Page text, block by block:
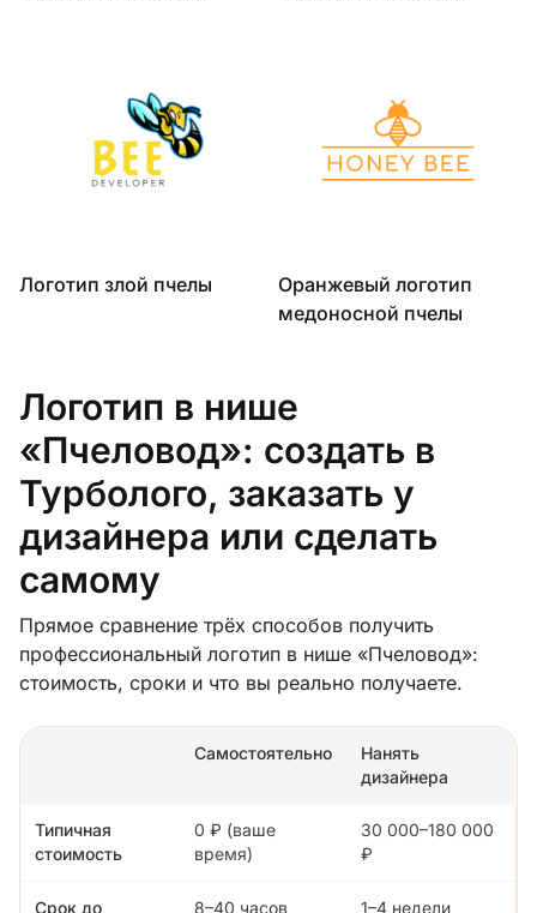
Логотип злой пчелы
Оранжевый логотип
медоносной пчелы
Логотип в нише
«Пчеловод»: создать в
Турболого, заказать у
дизайнера или сделать
самому
Прямое сравнение трёх способов получить
профессиональный логотип в нише «Пчеловод»:
стоимость, сроки и что вы реально получаете.
Самостоятельно
Нанять
дизайнера
Типичная
стоимость
0 ₽ (ваше
время)
30 000–180 000
₽
Срок до 8–40 часов 1–4 недели